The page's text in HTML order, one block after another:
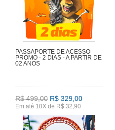
PASSAPORTE DE ACESSO
PROMO - 2 DIAS - A PARTIR DE
02 ANOS
R$ 499,00 R$ 329,00
Em até 10X de R$ 32,90